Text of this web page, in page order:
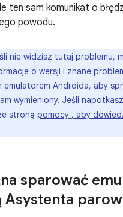
ten sam komunikat o
powodu.
nie widzisz tutaj problemu,
o wersji i znane
emulatorem Androida, aby
wymieniony. Jeśli
stroną pomocy , aby
sparować
Asystenta